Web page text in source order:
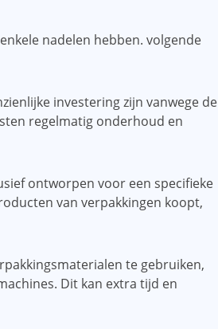
nadelen hebben. volgende
investering zijn vanwege de
regelmatig onderhoud en
ontworpen voor een specifieke
van verpakkingen koopt,
te gebruiken,
Dit kan extra tijd en